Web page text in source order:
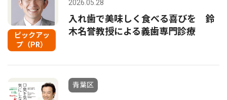
ピックアッ
プ（PR）
2026.05.28
入れ歯で美味しく食べる喜びを 鈴
木名誉教授による義歯専門診療
青葉区